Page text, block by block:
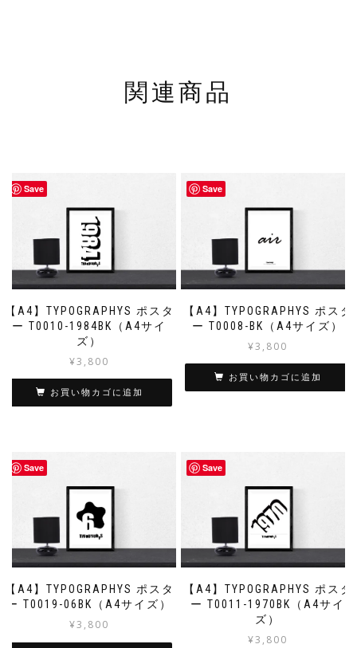
関連商品
Save
【A4】TYPOGRAPHYS ポスタ
ー T0010-1984BK（A4サイ
ズ）
¥3,800
お買い物カゴに追加
Save
【A4】TYPOGRAPHYS ポスタ
ー T0008-BK（A4サイズ）
¥3,800
お買い物カゴに追加
Save
【A4】TYPOGRAPHYS ポスタ
ー T0019-06BK（A4サイズ）
¥3,800
Save
【A4】TYPOGRAPHYS ポスタ
ー T0011-1970BK（A4サイ
ズ）
¥3,800